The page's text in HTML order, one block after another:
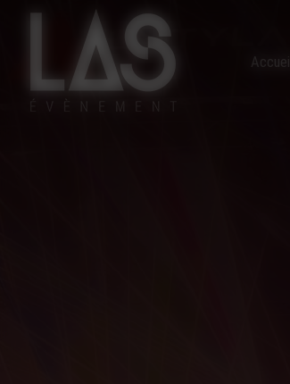
Panneau de gestion des cookies
Accueil